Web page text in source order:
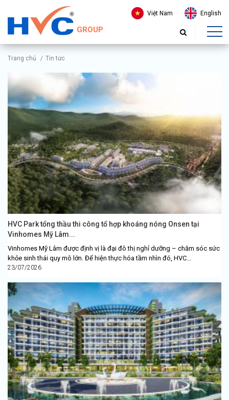
GROUP
Việt Nam English
Trang chủ / Tin tức
HVC Park tổng thầu thi công tổ hợp khoáng nóng Onsen tại
Vinhomes Mỹ Lâm...
Vinhomes Mỹ Lâm được định vị là đại đô thị nghỉ dưỡng – chăm sóc sức
khỏe sinh thái quy mô lớn. Để hiện thực hóa tầm nhìn đó, HVC...
23/07/2026